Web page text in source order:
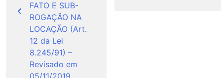
FATO E SUB-
ROGAÇÃO NA
LOCAÇÃO (Art.
12 da Lei
8.245/91) –
Revisado em